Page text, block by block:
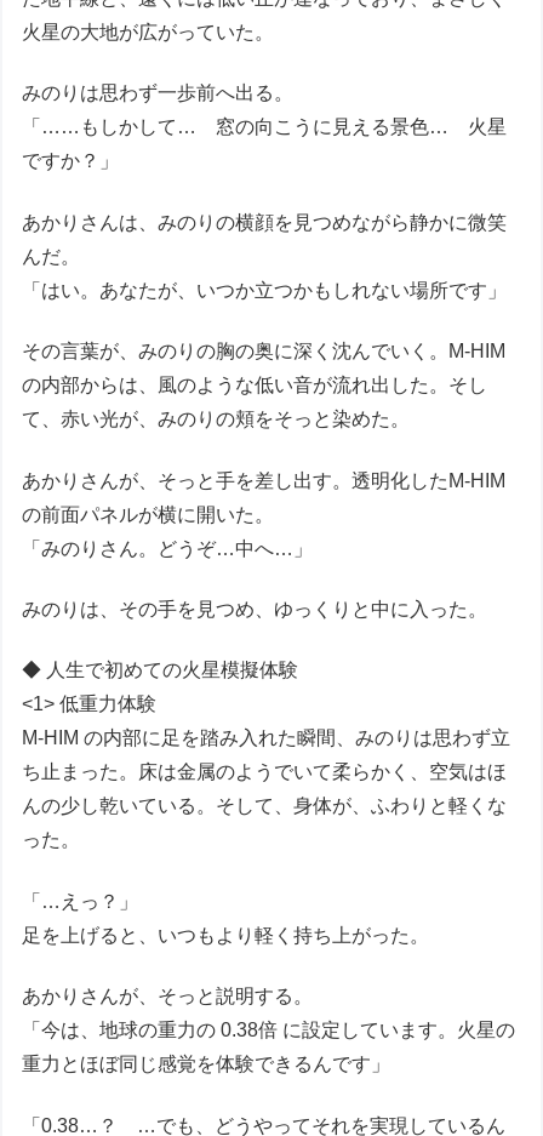
火星の大地が広がっていた。
みのりは思わず一歩前へ出る。
「……もしかして… 窓の向こうに見える景色… 火星
ですか？」
あかりさんは、みのりの横顔を見つめながら静かに微笑
んだ。
「はい。あなたが、いつか立つかもしれない場所です」
その言葉が、みのりの胸の奥に深く沈んでいく。M-HIM
の内部からは、風のような低い音が流れ出した。そし
て、赤い光が、みのりの頬をそっと染めた。
あかりさんが、そっと手を差し出す。透明化したM-HIM
の前面パネルが横に開いた。
「みのりさん。どうぞ…中へ…」
みのりは、その手を見つめ、ゆっくりと中に入った。
◆ 人生で初めての火星模擬体験
<1> 低重力体験
M-HIM の内部に足を踏み入れた瞬間、みのりは思わず立
ち止まった。床は金属のようでいて柔らかく、空気はほ
んの少し乾いている。そして、身体が、ふわりと軽くな
った。
「…えっ？」
足を上げると、いつもより軽く持ち上がった。
あかりさんが、そっと説明する。
「今は、地球の重力の 0.38倍 に設定しています。火星の
重力とほぼ同じ感覚を体験できるんです」
「0.38…？ …でも、どうやってそれを実現しているん